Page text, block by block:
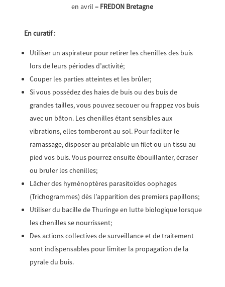
en avril– FREDON Bretagne
En curatif :
Utiliser un aspirateur pour retirer les chenilles des buis
lors de leurs périodes d’activité;
Couper les parties atteintes et les brûler;
Si vous possédez des haies de buis ou des buis de
grandes tailles, vous pouvez secouer ou frappez vos buis
avec un bâton. Les chenilles étant sensibles aux
vibrations, elles tomberont au sol. Pour faciliter le
ramassage, disposer au préalable un filet ou un tissu au
pied vos buis. Vous pourrez ensuite ébouillanter, écraser
ou bruler les chenilles;
Lâcher des hyménoptères parasitoïdes oophages
(Trichogrammes) dès l’apparition des premiers papillons;
Utiliser du bacille de Thuringe en lutte biologique lorsque
les chenilles se nourrissent;
Des actions collectives de surveillance et de traitement
sont indispensables pour limiter la propagation de la
pyrale du buis.